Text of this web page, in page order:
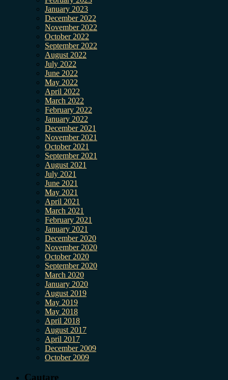
January 2023
December 2022
November 2022
October 2022
September 2022
August 2022
July 2022
June 2022
May 2022
April 2022
March 2022
February 2022
January 2022
December 2021
November 2021
October 2021
September 2021
August 2021
July 2021
June 2021
May 2021
April 2021
March 2021
February 2021
January 2021
December 2020
November 2020
October 2020
September 2020
March 2020
January 2020
August 2019
May 2019
May 2018
April 2018
August 2017
April 2017
December 2009
October 2009
Cautare